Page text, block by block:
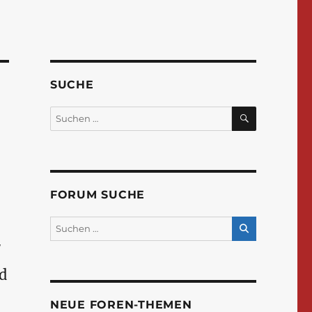
SUCHE
Suchen
nach:
SUCHEN
FORUM SUCHE
NEUE FOREN-THEMEN